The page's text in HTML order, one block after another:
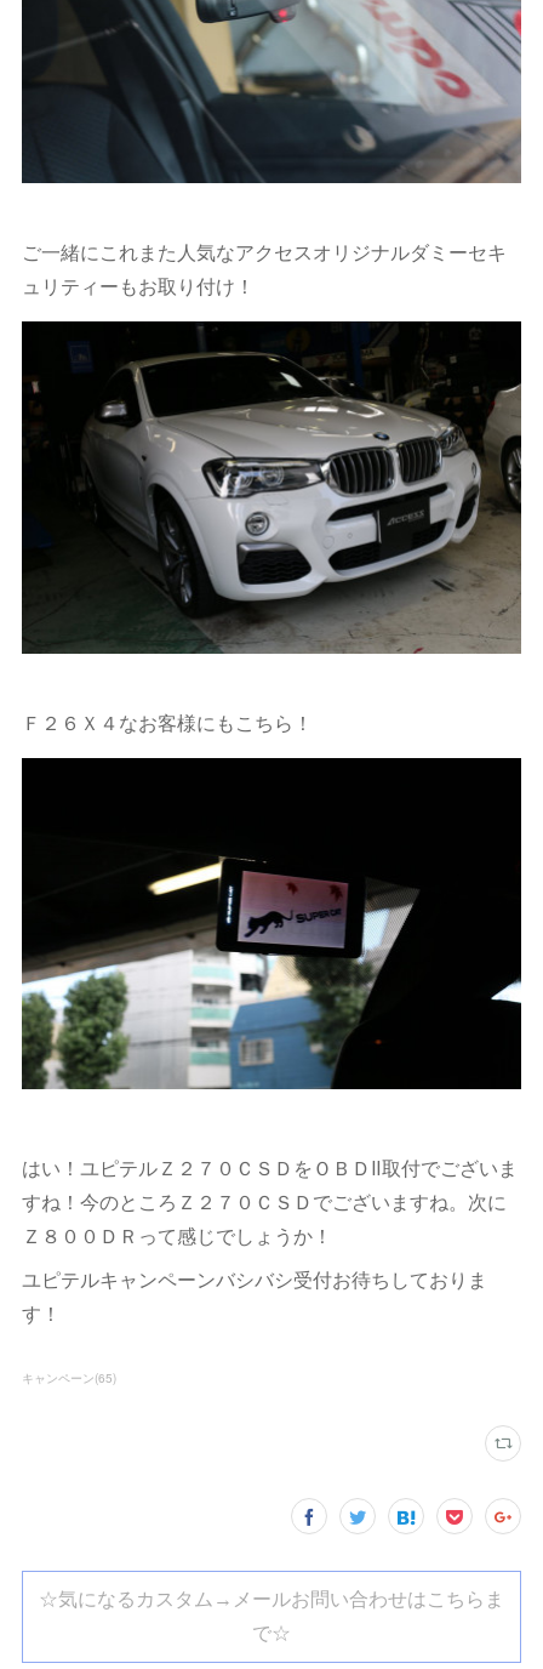
ご一緒にこれまた人気なアクセスオリジナルダミーセキ
ュリティーもお取り付け！
Ｆ２６Ｘ４なお客様にもこちら！
はい！ユピテルＺ２７０ＣＳＤをＯＢＤⅡ取付でございま
すね！今のところＺ２７０ＣＳＤでございますね。次に
Ｚ８００ＤＲって感じでしょうか！
ユピテルキャンペーンバシバシ受付お待ちしておりま
す！
キャンペーン(65)
☆気になるカスタム→メールお問い合わせはこちらま
で☆